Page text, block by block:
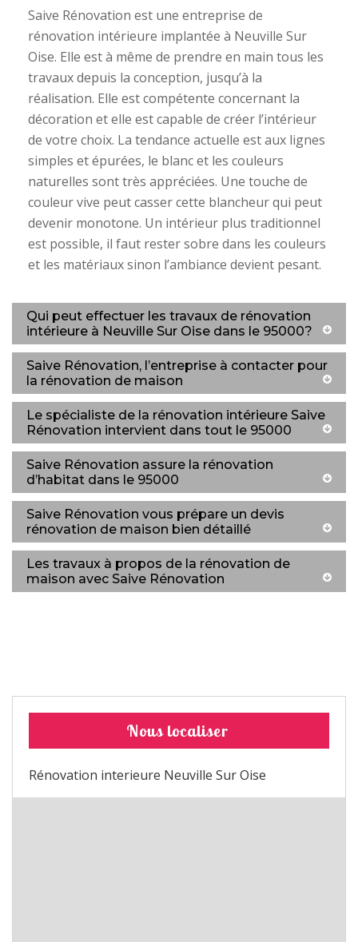
Saive Rénovation est une entreprise de
rénovation intérieure implantée à Neuville Sur
Oise. Elle est à même de prendre en main tous les
travaux depuis la conception, jusqu’à la
réalisation. Elle est compétente concernant la
décoration et elle est capable de créer l’intérieur
de votre choix. La tendance actuelle est aux lignes
simples et épurées, le blanc et les couleurs
naturelles sont très appréciées. Une touche de
couleur vive peut casser cette blancheur qui peut
devenir monotone. Un intérieur plus traditionnel
est possible, il faut rester sobre dans les couleurs
et les matériaux sinon l’ambiance devient pesant.
Qui peut effectuer les travaux de rénovation
intérieure à Neuville Sur Oise dans le 95000?
Saive Rénovation, l’entreprise à contacter pour
la rénovation de maison
Le spécialiste de la rénovation intérieure Saive
Rénovation intervient dans tout le 95000
Saive Rénovation assure la rénovation
d’habitat dans le 95000
Saive Rénovation vous prépare un devis
rénovation de maison bien détaillé
Les travaux à propos de la rénovation de
maison avec Saive Rénovation
Nous localiser
Rénovation interieure Neuville Sur Oise